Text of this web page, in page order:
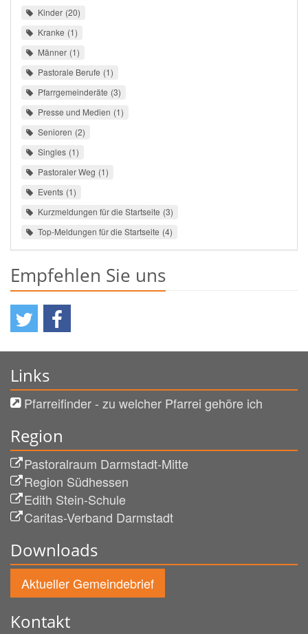
Kinder 20
Kranke 1
Männer 1
Pastorale Berufe 1
Pfarrgemeinderäte 3
Presse und Medien 1
Senioren 2
Singles 1
Pastoraler Weg 1
Events 1
Kurzmeldungen für die Startseite 3
Top-Meldungen für die Startseite 4
Empfehlen Sie uns
Links
Pfarreifinder - zu welcher Pfarrei gehöre ich
Region
Pastoralraum Darmstadt-Mitte
Region Südhessen
Edith Stein-Schule
Caritas-Verband Darmstadt
Downloads
Aktueller Gemeindebrief
Kontakt